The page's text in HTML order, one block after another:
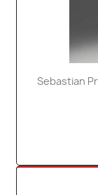
Sebastian